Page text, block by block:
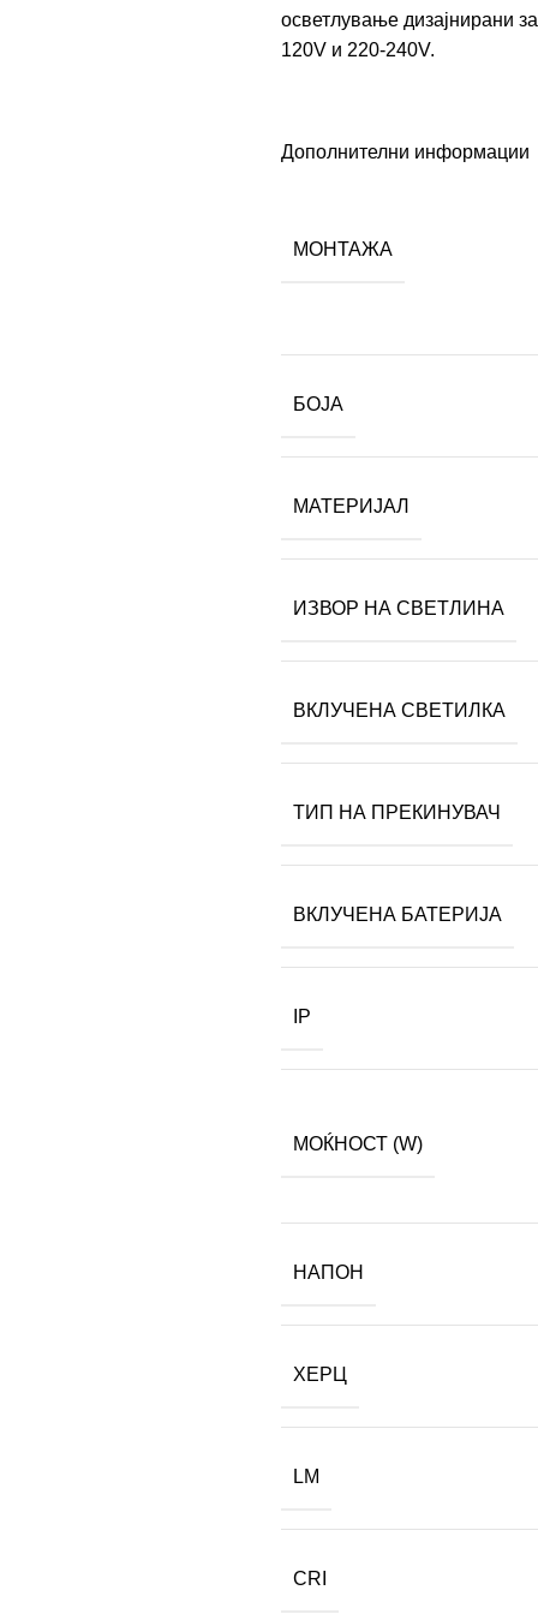
осветлување дизајнирани
120V и 220-240V.
Дополнителни информации
МОНТАЖА
БОЈА
МАТЕРИЈАЛ
ИЗВОР НА СВЕТЛИНА
ВКЛУЧЕНА СВЕТИЛКА
ТИП НА ПРЕКИНУВАЧ
ВКЛУЧЕНА БАТЕРИЈА
IP
МОЌНОСТ (W)
НАПОН
ХЕРЦ
LM
CRI